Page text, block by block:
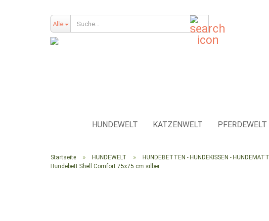
Alle
HUNDEWELT KATZENWELT PFERDEWELT
Startseite » HUNDEWELT » HUNDEBETTEN - HUNDEKISSEN -
Hundebett Shell Comfort 75x75 cm silber